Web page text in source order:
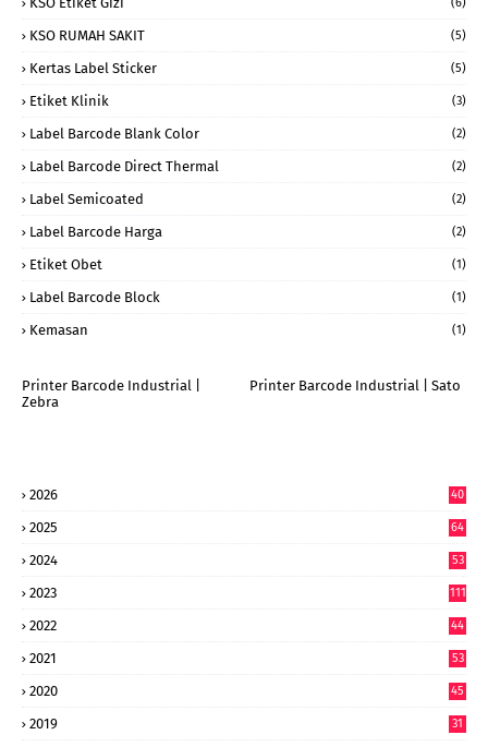
KSO RUMAH SAKIT (5)
Kertas Label Sticker (5)
Etiket Klinik (3)
Label Barcode Blank Color (2)
Label Barcode Direct Thermal (2)
Label Semicoated (2)
Label Barcode Harga (2)
Etiket Obet (1)
Label Barcode Block (1)
Kemasan (1)
Printer Barcode Industrial |
Zebra
Printer Barcode Industrial | Sato
2026
40
2025
64
2024
53
2023 111
2022
44
2021 53
2020 45
2019 31